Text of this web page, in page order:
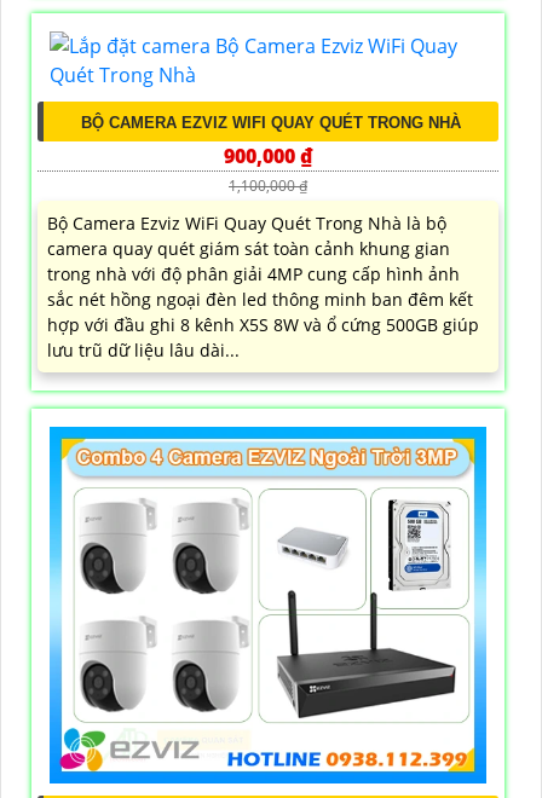
BỘ CAMERA EZVIZ WIFI QUAY QUÉT TRONG NHÀ
900,000 ₫
1,100,000 ₫
Bộ Camera Ezviz WiFi Quay Quét Trong Nhà là bộ
camera quay quét giám sát toàn cảnh khung gian
trong nhà với độ phân giải 4MP cung cấp hình ảnh
sắc nét hồng ngoại đèn led thông minh ban đêm kết
hợp với đầu ghi 8 kênh X5S 8W và ổ cứng 500GB giúp
lưu trũ dữ liệu lâu dài...